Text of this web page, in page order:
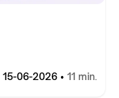
15-06-2026 • 11 min.